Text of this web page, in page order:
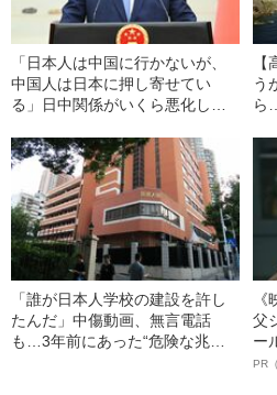
「日本人は中国に行かないが、
中国人は日本に押し寄せてい
る」日中関係がいくら悪化して
う
ら
「誰が日本人学校の建設を許し
たんだ」中傷動画、無言電話
も…3年前にあった“危険な兆
父
ー
ル
PR